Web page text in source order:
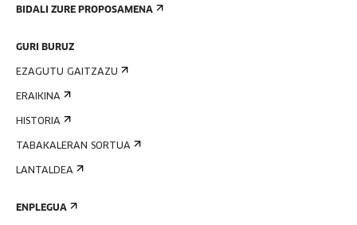
BIDALI ZURE PROPOSAMENA
GURI BURUZ
EZAGUTU GAITZAZU
ERAIKINA
HISTORIA
TABAKALERAN SORTUA
LANTALDEA
ENPLEGUA